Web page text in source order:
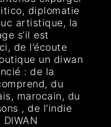
diplomatie
artistique, la
s’il est
de l’écoute
un diwan
: de la
du
marocain, du
, de l’indie